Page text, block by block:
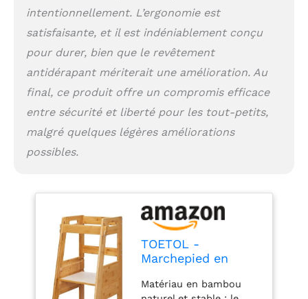
tour pour enfant est
équipée de 6 petits
patins antidérapants
fixés sous les pieds. Il
peut éviter de glisser
sur un sol humide et
protéger le sol des
rayures. Marchepied de
multifonctionnel : la
capacités
d'indépendance des
tout-petits. Il aide vos
enfants à préparer des
aliments dans la
cuisine, à se laver et à
se brosser les dents
dans les toilettes, à
intentionnellement. L’ergonomie est
satisfaisante, et il est indéniablement conçu
pour durer, bien que le revêtement
antidérapant mériterait une amélioration. Au
final, ce produit offre un compromis efficace
entre sécurité et liberté pour les tout-petits,
malgré quelques légères améliorations
possibles.
TOETOL -
Marchepied en
Petits - Tabouret
Matériau en bambou